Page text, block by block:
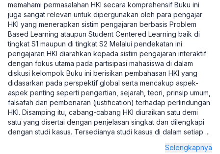
memahami permasalahan HKI secara komprehensif Buku ini
juga sangat relevan untuk dipergunakan oleh para pengajar
HKI yang menerapkan sistim pengajaran berbasis Problem
Based Learning ataupun Student Centered Learning baik di
tingkat S1 maupun di tingkat S2 Melalui pendekatan ini
pengajaran HKI diarahkan kepada sistim pengajaran interaktif
dengan fokus utama pada partisipasi mahasiswa di dalam
diskusi kelompok Buku ini berisikan pembahasan HKI yang
didasarkan pada perspektif global serta mencakup aspek-
aspek penting seperti pengertian, sejarah, teori, prinsip umum,
falsafah dan pembenaran (justification) terhadap perlindungan
HKI. Disamping itu, cabang-cabang HKI diuraikan satu demi
satu yang disertai dengan penjelasan singkat dan dilengkapi
dengan studi kasus. Tersedianya studi kasus di dalam setiap ...
Selengkapnya